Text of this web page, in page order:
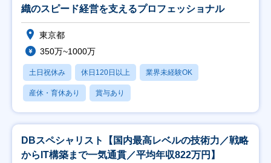
織のスピード経営を支えるプロフェッショナル
東京都
350万~1000万
土日祝休み 休日120日以上 業界未経験OK
産休・育休あり 賞与あり
DBスペシャリスト【国内最高レベルの技術力／戦略
からIT構築まで一気通貫／平均年収822万円】